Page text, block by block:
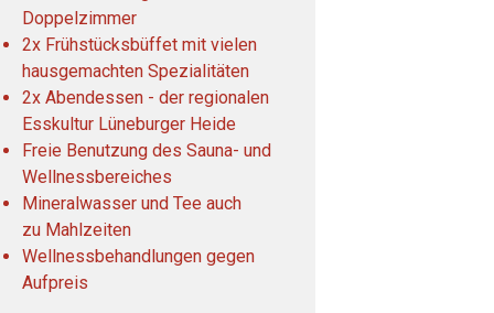
Doppelzimmer
2x Frühstücksbüffet mit vielen
hausgemachten Spezialitäten
2x Abendessen - der regionalen
Esskultur Lüneburger Heide
Freie Benutzung des Sauna- und
Wellnessbereiches
Mineralwasser und Tee auch
zu Mahlzeiten
Wellnessbehandlungen gegen
Aufpreis